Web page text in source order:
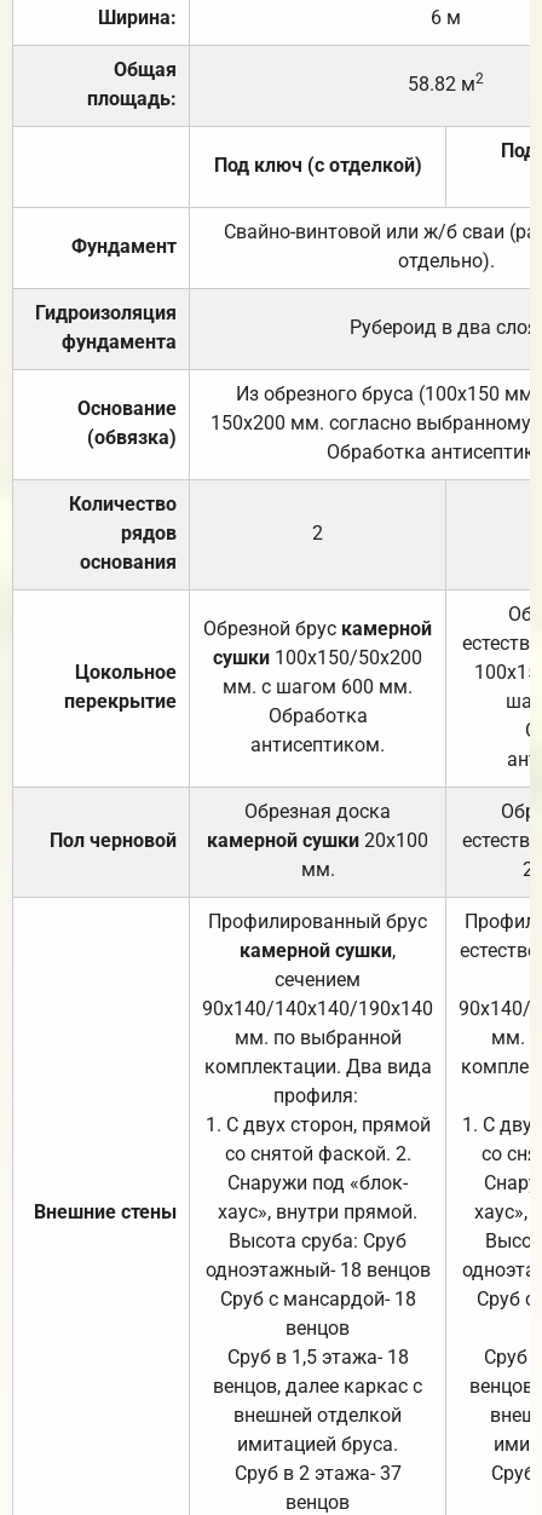
Ширина: 6 м
Общая
площадь:
58.82 м2
Под ключ (с отделкой)
Под
Фундамент
Свайно-винтовой или ж/б сваи
отдельно).
Гидроизоляция
фундамента
Рубероид в два слоя.
Основание
(обвязка)
Из обрезного бруса (100х150
150х200 мм. согласно выбранному
Обработка
Количество
рядов
основания
2
Цокольное
перекрытие
Обрезной брус камерной
сушки 100х150/50х200
мм. с шагом 600 мм.
Обработка
антисептиком.
Пол черновой
Обрезная доска
камерной сушки 20х100
мм.
Внешние стены
Профилированный брус
камерной сушки,
сечением
90х140/140х140/190х140
мм. по выбранной
комплектации. Два вида
профиля:
1. С двух сторон, прямой
со снятой фаской. 2.
Снаружи под «блок-
хаус», внутри прямой.
Высота сруба: Сруб
одноэтажный- 18 венцов
Сруб с мансардой- 18
венцов
Сруб в 1,5 этажа- 18
венцов, далее каркас с
внешней отделкой
имитацией бруса.
Сруб в 2 этажа- 37
венцов
90х140/
мм.
1. С
со
хаус»,
Сруб с
Сруб
Сруб